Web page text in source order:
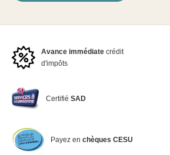
Avance immédiate crédit
d'impôts
CertifiéSAD
Payez en chèques CESU